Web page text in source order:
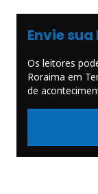
Envie
Os leitores
Roraima em
de